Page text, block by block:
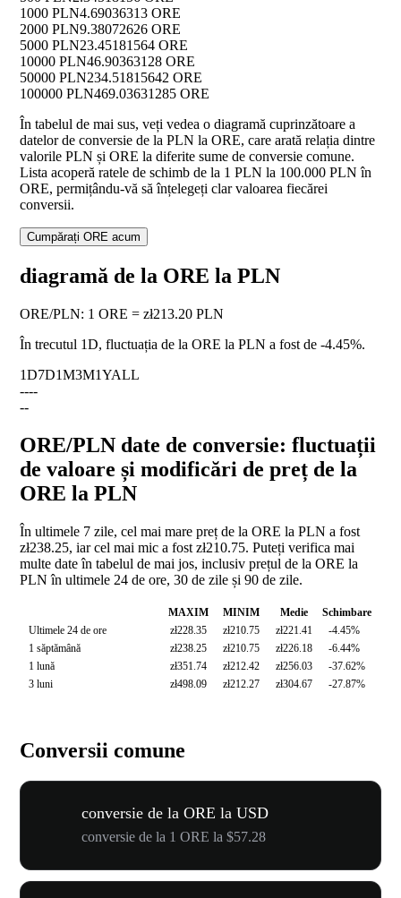
1000 PLN4.69036313 ORE
2000 PLN9.38072626 ORE
5000 PLN23.45181564 ORE
10000 PLN46.90363128 ORE
50000 PLN234.51815642 ORE
100000 PLN469.03631285 ORE
În tabelul de mai sus, veți vedea o diagramă cuprinzătoare a
datelor de conversie de la PLN la ORE, care arată relația dintre
valorile PLN și ORE la diferite sume de conversie comune.
Lista acoperă ratele de schimb de la 1 PLN la 100.000 PLN în
ORE, permițându-vă să înțelegeți clar valoarea fiecărei
conversii.
Cumpărați ORE acum
diagramă de la ORE la PLN
ORE/PLN: 1 ORE = zł213.20 PLN
În trecutul 1D, fluctuația de la ORE la PLN a fost de -4.45%.
1D7D1M3M1YALL
----
--
ORE/PLN date de conversie: fluctuații
de valoare și modificări de preț de la
ORE la PLN
În ultimele 7 zile, cel mai mare preț de la ORE la PLN a fost
zł238.25, iar cel mai mic a fost zł210.75. Puteți verifica mai
multe date în tabelul de mai jos, inclusiv prețul de la ORE la
PLN în ultimele 24 de ore, 30 de zile și 90 de zile.
MAXIM MINIM Medie
Schimbare
Ultimele 24 de ore
zł228.35 zł210.75 zł221.41
-4.45%
1 săptămână
zł238.25 zł210.75 zł226.18
-6.44%
1 lună
zł351.74 zł212.42 zł256.03
-37.62%
3 luni
zł498.09 zł212.27 zł304.67 -27.87%
Conversii comune
conversie de la ORE la USD
conversie de la 1 ORE la $57.28